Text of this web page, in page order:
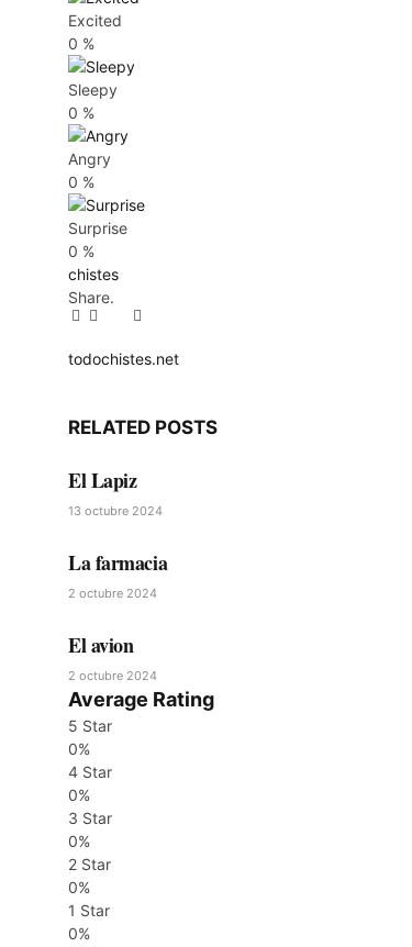
Excited
0 %
Sleepy
0 %
Angry
0 %
Surprise
0 %
chistes
Share.
Facebook
Twitter
Pinterest
LinkedIn
Tumblr
Email
todochistes.net
RELATED POSTS
El Lapiz
13 octubre 2024
La farmacia
2 octubre 2024
El avion
2 octubre 2024
Average Rating
5 Star
0%
4 Star
0%
3 Star
0%
2 Star
0%
1 Star
0%